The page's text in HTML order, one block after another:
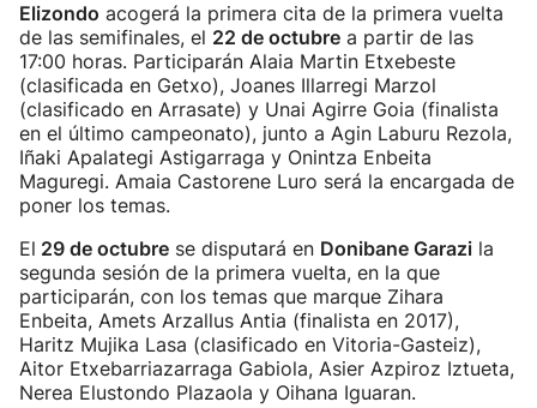
Elizondo acogerá la primera cita de la primera vuelta
de las semifinales, el 22 de octubre a partir de las
17:00 horas. Participarán Alaia Martin Etxebeste
(clasificada en Getxo), Joanes Illarregi Marzol
(clasificado en Arrasate) y Unai Agirre Goia (finalista
en el último campeonato), junto a Agin Laburu Rezola,
Iñaki Apalategi Astigarraga y Onintza Enbeita
Maguregi. Amaia Castorene Luro será la encargada de
poner los temas.
El 29 de octubre se disputará en Donibane Garazi la
segunda sesión de la primera vuelta, en la que
participarán, con los temas que marque Zihara
Enbeita, Amets Arzallus Antia (finalista en 2017),
Haritz Mujika Lasa (clasificado en Vitoria-Gasteiz),
Aitor Etxebarriazarraga Gabiola, Asier Azpiroz Iztueta,
Nerea Elustondo Plazaola y Oihana Iguaran.